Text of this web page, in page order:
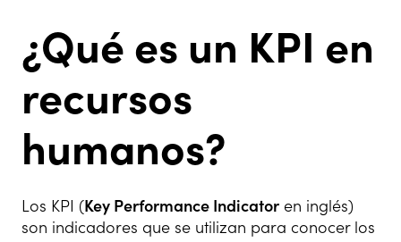
¿Qué es un KPI en
recursos
humanos?
Los KPI (Key Performance Indicator en inglés)
son indicadores que se utilizan para conocer los